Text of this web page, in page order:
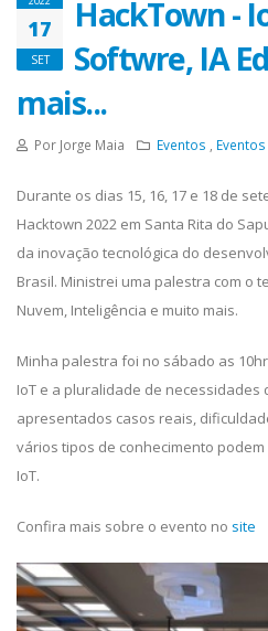
17
SET
HackTown -
Softwre, IA
mais...
Por Jorge Maia Eventos ,
Durante os dias 15, 16, 17 e 18 de
Hacktown 2022 em Santa Rita do
da inovação tecnológica do
Brasil. Ministrei uma palestra com o
Nuvem, Inteligência e muito mais.
Minha palestra foi no sábado as
IoT e a pluralidade de necessidades
apresentados casos reais,
vários tipos de conhecimento
IoT.
Confira mais sobre o evento no site